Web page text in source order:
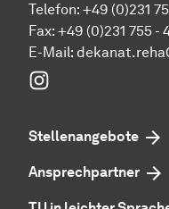
Telefon: +49 (0)231
Fax: +49 (0)231 755 -
E-Mail:
Stellenangebote
Ansprechpartner